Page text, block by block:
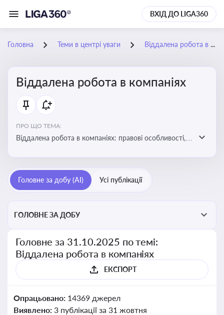
ВХІД ДО LIGA360
Головна Теми в центрі уваги Віддалена робота в компаніях
Віддалена робота в компаніях
ПРО ЩО ТЕМА:
Віддалена робота в компаніях: правові особливості,
Головне за добу (AI) Усі публікації
ГОЛОВНЕ ЗА ДОБУ
Головне за 31.10.2025 по темі:
Віддалена робота в компаніях
ЕКСПОРТ
Опрацьовано: 14369 джерел
Виявлено: 3 публікації за 31 жовтня